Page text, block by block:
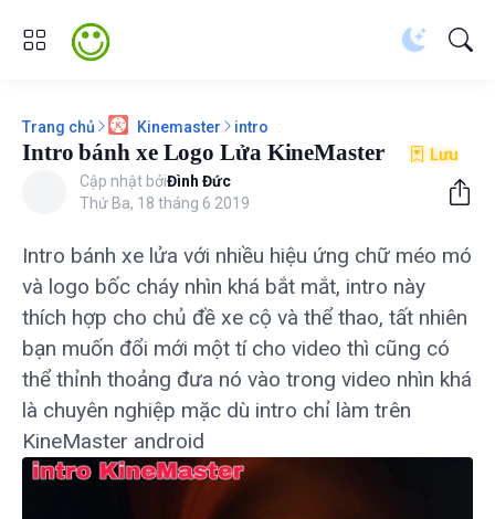
Trang chủ Kinemaster intro
Intro bánh xe Logo Lửa KineMaster Lưu
Cập nhật bởiĐình Đức
Thứ Ba, 18 tháng 6 2019
Intro bánh xe lửa với nhiều hiệu ứng chữ méo mó
và logo bốc cháy nhìn khá bắt mắt, intro này
thích hợp cho chủ đề xe cộ và thể thao, tất nhiên
bạn muốn đổi mới một tí cho video thì cũng có
thể thỉnh thoảng đưa nó vào trong video nhìn khá
là chuyên nghiệp mặc dù intro chỉ làm trên
KineMaster android